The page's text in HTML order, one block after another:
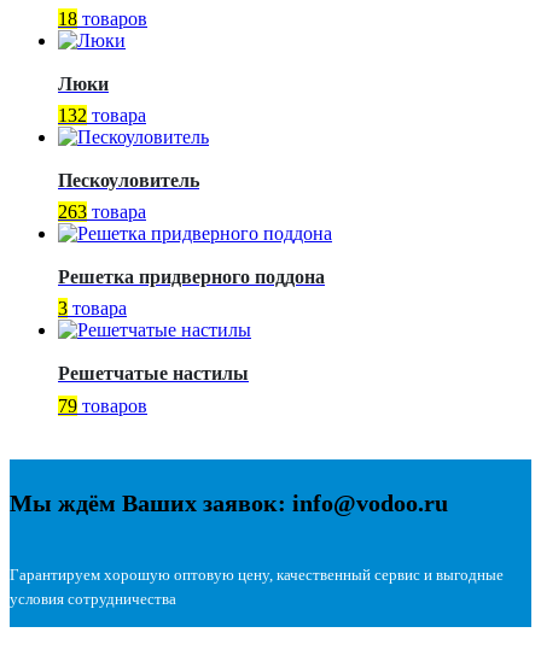
18 товаров
Люки
132 товара
Пескоуловитель
263 товара
Решетка придверного поддона
3 товара
Решетчатые настилы
79 товаров
Мы ждём Ваших заявок: info@vodoo.ru
Гарантируем хорошую оптовую цену, качественный сервис и выгодные
условия сотрудничества